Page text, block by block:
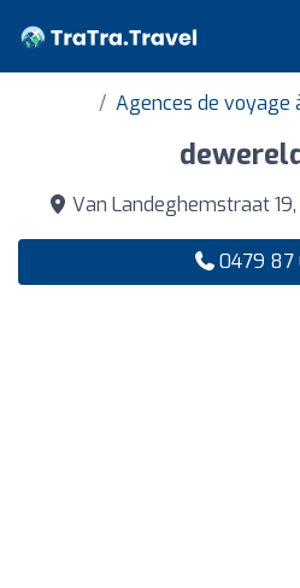
Agences de voyage
Van Landeghemstraat
0479 87